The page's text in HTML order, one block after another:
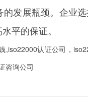
的发展瓶颈。企业
平的保证。
,iso22000认证公司，
咨询公司